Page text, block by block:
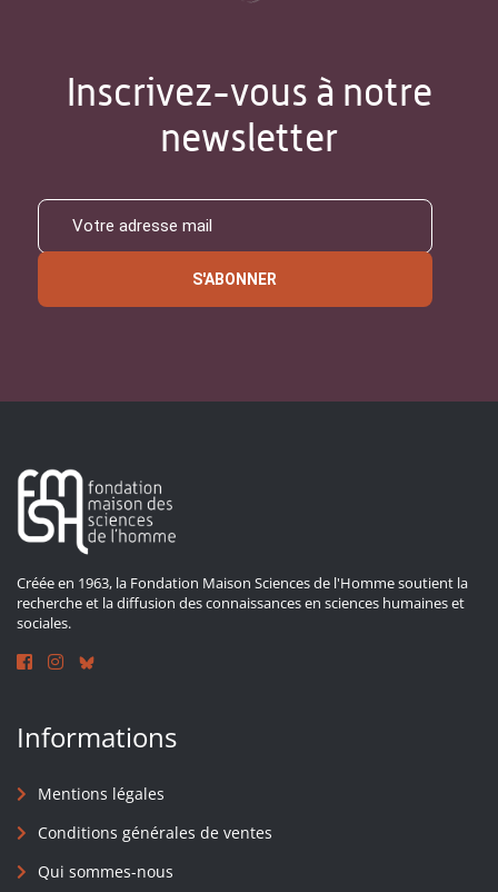
Inscrivez-vous à notre
newsletter
S'ABONNER
Créée en 1963, la Fondation Maison Sciences de l'Homme soutient la
recherche et la diffusion des connaissances en sciences humaines et
sociales.
Informations
Mentions légales
Conditions générales de ventes
Qui sommes-nous